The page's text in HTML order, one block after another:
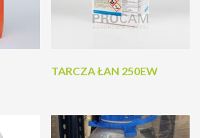
TARCZA ŁAN 250EW